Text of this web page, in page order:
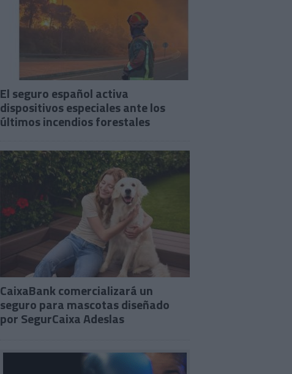
El seguro español activa
dispositivos especiales ante los
últimos incendios forestales
CaixaBank comercializará un
seguro para mascotas diseñado
por SegurCaixa Adeslas